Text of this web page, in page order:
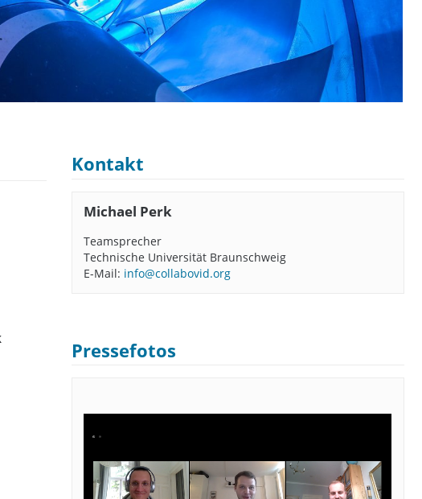
Kontakt
Michael Perk
Teamsprecher
Technische Universität Braunschweig
E-Mail: info@collabovid.org
Pressefotos